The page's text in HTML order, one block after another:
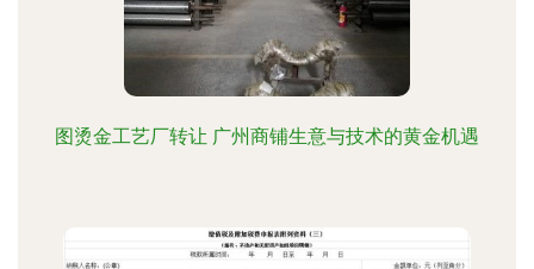
图烫金工艺厂转让 广州商铺生意与技术的黄金机遇